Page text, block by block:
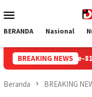
ke
Mobile
BERANDA Nasional
BREAKING NEWS
Kwarcab Muba
Beranda BREAKING